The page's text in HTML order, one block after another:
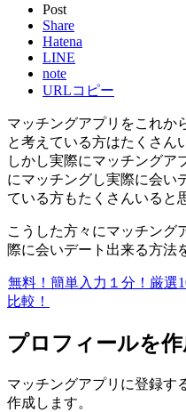
Post
Share
Hatena
LINE
note
URLコピー
マッチングアプリをこれか
と考えている方はたくさん
しかし実際にマッチングア
にマッチングし実際に会い
ている方もたくさんいると
こうした方々にマッチング
際に会いデート出来る方法
無料！簡単入力１分！厳選
比較！
プロフィールを
マッチングアプリに登録す
作成します。